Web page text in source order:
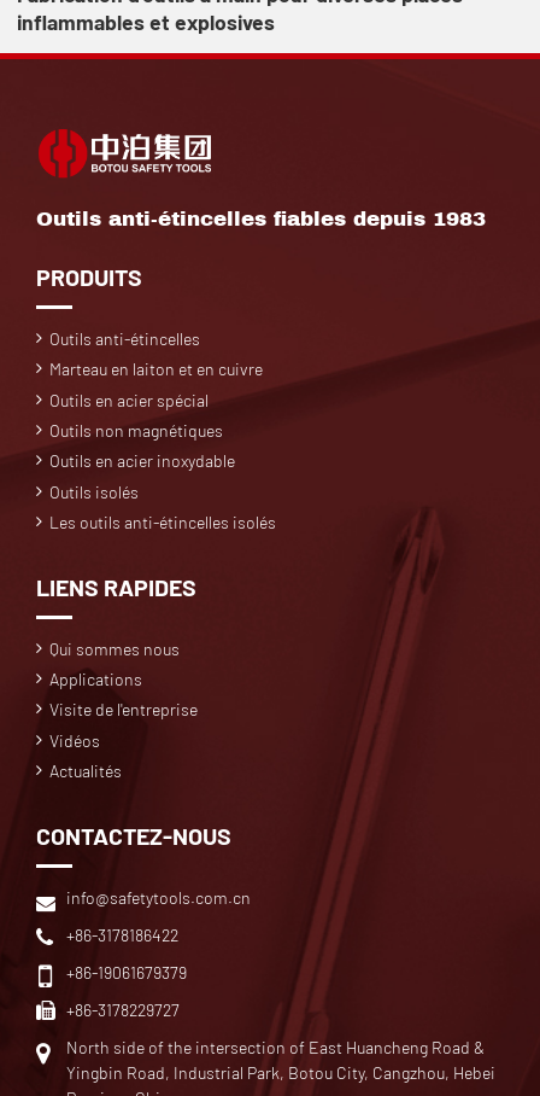
inflammables et explosives
Outils anti-étincelles fiables depuis 1983
PRODUITS
Outils anti-étincelles
Marteau en laiton et en cuivre
Outils en acier spécial
Outils non magnétiques
Outils en acier inoxydable
Outils isolés
Les outils anti-étincelles isolés
LIENS RAPIDES
Qui sommes nous
Applications
Visite de l'entreprise
Vidéos
Actualités
CONTACTEZ-NOUS
info@safetytools.com.cn
+86-3178186422
+86-19061679379
+86-3178229727
North side of the intersection of East Huancheng Road &
Yingbin Road, Industrial Park, Botou City, Cangzhou, Hebei